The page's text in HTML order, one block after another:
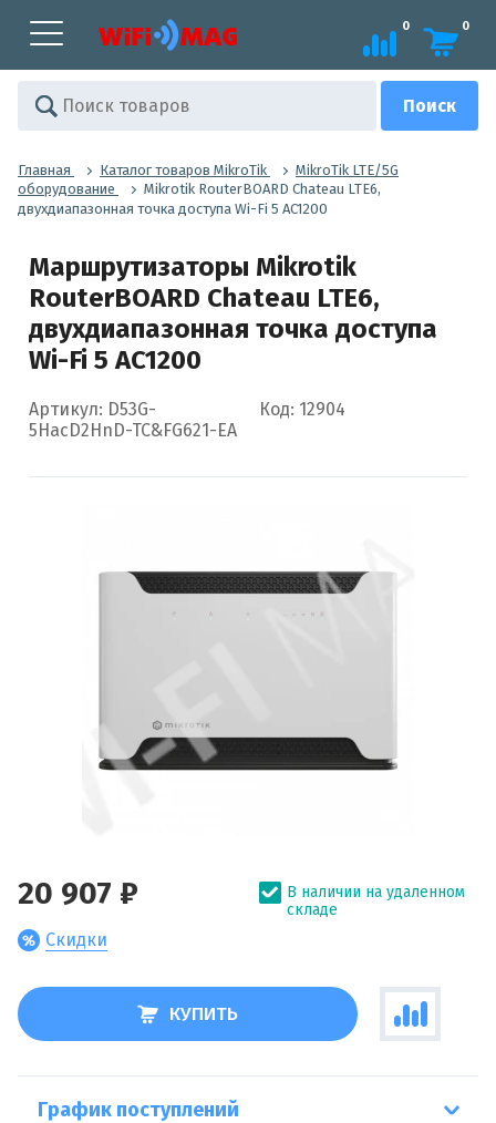
0 0
Главная Каталог товаров MikroTik
MikroTik LTE/5G
оборудование
Mikrotik RouterBOARD Chateau LTE6,
двухдиапазонная точка доступа Wi-Fi 5 AC1200
Маршрутизаторы Mikrotik
RouterBOARD Chateau LTE6,
двухдиапазонная точка доступа
Wi-Fi 5 AC1200
Артикул: D53G-
5HacD2HnD-TC&FG621-EA
Код: 12904
20 907 ₽
Скидки
В наличии на удаленном
складе
КУПИТЬ
График поступлений